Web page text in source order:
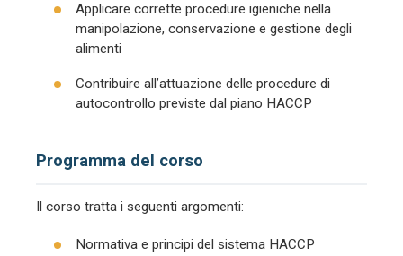
Applicare corrette procedure igieniche nella
manipolazione, conservazione e gestione degli
alimenti
Contribuire all’attuazione delle procedure di
autocontrollo previste dal piano HACCP
Programma del corso
Il corso tratta i seguenti argomenti:
Normativa e principi del sistema HACCP